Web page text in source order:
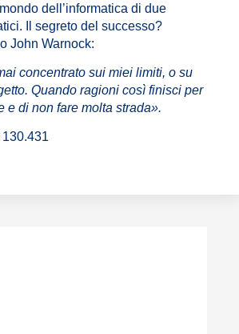
dell’informatica di due
Il segreto del successo?
John Warnock:
concentrato sui miei limiti, o su
Quando ragioni così finisci per
e di non fare molta strada».
130.431